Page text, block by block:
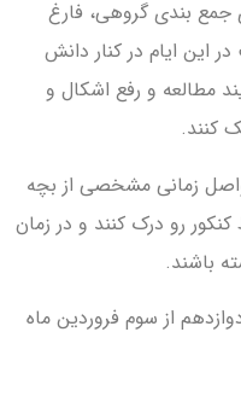
بندی گروهی، فارغ
این ایام در کنار دانش
مطالعه و رفع اشکال و
کنند.
زمانی مشخصی از بچه
رو درک کنند و در زمان
باشند.
از سوم فروردین ماه